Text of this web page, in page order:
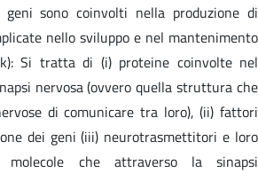
sono coinvolti nella produzione di
nello sviluppo e nel mantenimento
Si tratta di (i) proteine coinvolte nel
nervosa (ovvero quella struttura che
di comunicare tra loro), (ii) fattori
dei geni (iii) neurotrasmettitori e loro
che attraverso la sinapsi